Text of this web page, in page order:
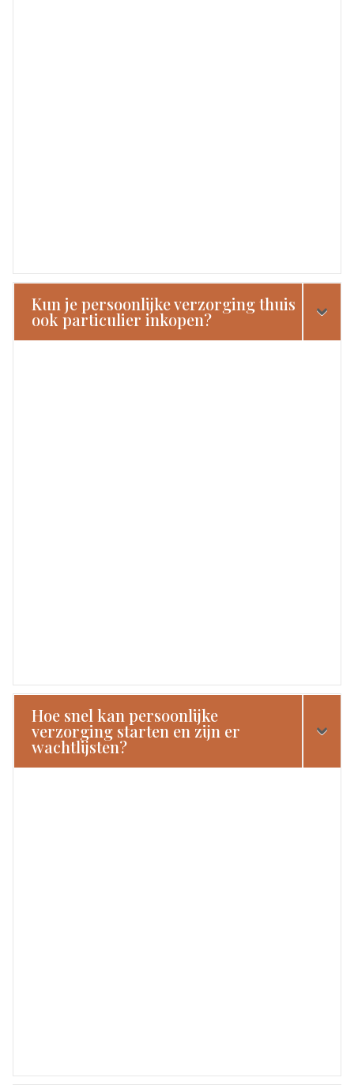
Kun je persoonlijke verzorging thuis
ook particulier inkopen?
Hoe snel kan persoonlijke
verzorging starten en zijn er
wachtlijsten?